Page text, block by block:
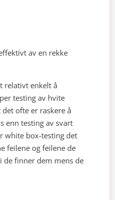
av en rekke
relativt enkelt å
testing av hvite
ofte er raskere å
enn testing av svart
white box-testing det
feilene og feilene de
finner dem mens de